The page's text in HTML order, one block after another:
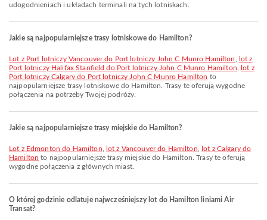
udogodnieniach i układach terminali na tych lotniskach.
Jakie są najpopularniejsze trasy lotniskowe do Hamilton?
lot z Port lotniczy Vancouver do Port lotniczy John C Munro Hamilton
lot z
Port lotniczy Halifax Stanfield do Port lotniczy John C Munro Hamilton
lot z
Port lotniczy Calgary do Port lotniczy John C Munro Hamilton to
najpopularniejsze trasy lotniskowe do Hamilton. Trasy te oferują wygodne
połączenia na potrzeby Twojej podróży.
Jakie są najpopularniejsze trasy miejskie do Hamilton?
lot z Edmonton do Hamilton lot z Vancouver do Hamilton
lot z Calgary do
Hamilton to najpopularniejsze trasy miejskie do Hamilton. Trasy te oferują
wygodne połączenia z głównych miast.
O której godzinie odlatuje najwcześniejszy lot do Hamilton liniami Air
Transat?